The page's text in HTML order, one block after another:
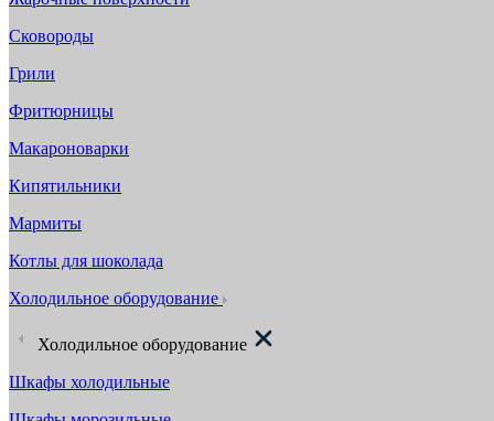
Сковороды
Грили
Фритюрницы
Макароноварки
Кипятильники
Мармиты
Котлы для шоколада
Холодильное оборудование
Холодильное оборудование
Шкафы холодильные